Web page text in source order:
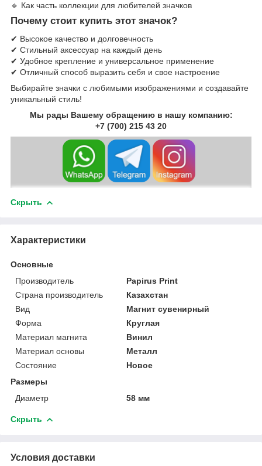
🔹 Как часть коллекции для любителей значков
Почему стоит купить этот значок?
✔ Высокое качество и долговечность
✔ Стильный аксессуар на каждый день
✔ Удобное крепление и универсальное применение
✔ Отличный способ выразить себя и свое настроение
Выбирайте значки с любимыми изображениями и создавайте
уникальный стиль!
Мы рады Вашему обращению в нашу компанию:
+7 (700) 215 43 20
Скрыть
Характеристики
Основные
Производитель
Papirus Print
Страна производитель
Казахстан
Вид
Магнит сувенирный
Форма
Круглая
Материал магнита
Винил
Материал основы
Металл
Состояние
Новое
Размеры
Диаметр
58 мм
Скрыть
Условия доставки